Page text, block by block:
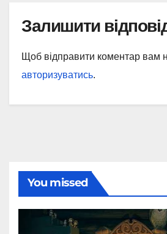
Залишити
Щоб відправити коментар вам
авторизуватись.
You missed